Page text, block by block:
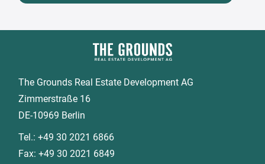
The Grounds Real Estate Development AG
Zimmerstraße 16
DE-10969 Berlin
Tel.:+49 30 2021 6866
Fax:+49 30 2021 6849